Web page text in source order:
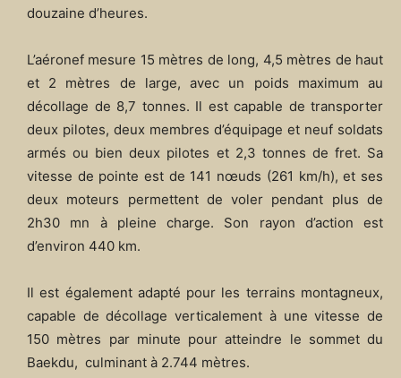
douzaine d’heures.
L’aéronef mesure 15 mètres de long, 4,5 mètres de haut
et 2 mètres de large, avec un poids maximum au
décollage de 8,7 tonnes. Il est capable de transporter
deux pilotes, deux membres d’équipage et neuf soldats
armés ou bien deux pilotes et 2,3 tonnes de fret. Sa
vitesse de pointe est de 141 nœuds (261 km/h), et ses
deux moteurs permettent de voler pendant plus de
2h30 mn à pleine charge. Son rayon d’action est
d’environ 440 km.
Il est également adapté pour les terrains montagneux,
capable de décollage verticalement à une vitesse de
150 mètres par minute pour atteindre le sommet du
Baekdu, culminant à 2.744 mètres.